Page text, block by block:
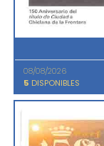
08/08/2026
5 DISPONIBLES